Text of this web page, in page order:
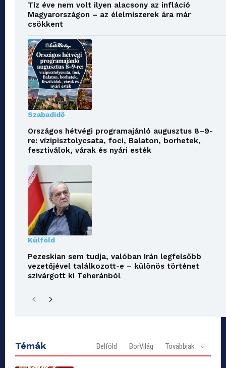
Tíz éve nem volt ilyen alacsony az infláció
Magyarországon – az élelmiszerek ára már
csökkent
Szabadidő
Országos hétvégi programajánló augusztus 8–9-
re: vízipisztolycsata, foci, Balaton, borhetek,
fesztiválok, várak és nyári esték
Külföld
Pezeskian sem tudja, valóban Irán legfelsőbb
vezetőjével találkozott-e – különös történet
szivárgott ki Teheránból
Témák Belföld BorVilág Továbbiak